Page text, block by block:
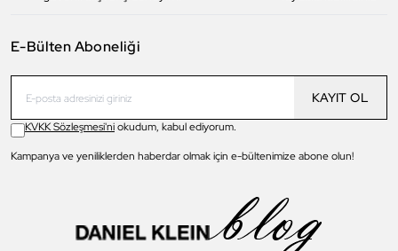
E-Bülten Aboneliği
KAYIT OL
KVKK Sözleşmesi'niokudum, kabul ediyorum.
Kampanya ve yeniliklerden haberdar olmak için e-bültenimize abone olun!